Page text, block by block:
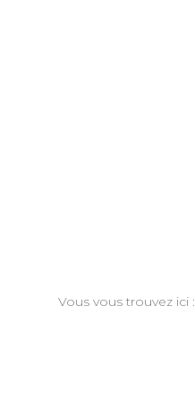
Vous vous trouvez ici :